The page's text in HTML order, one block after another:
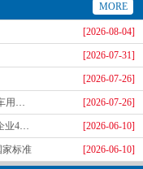
MORE
[2026-08-04]
[2026-07-31]
[2026-07-26]
[2026-07-26]
天龙科技新产品-符合国家标准GB47497-2026《车用火灾探测报警器》标准发布
[2026-06-10]
第三批福建省电子信息新产品名单公布泉州3家企业4款产品成功入选-泉州天龙科技
[2026-06-10]
家标准